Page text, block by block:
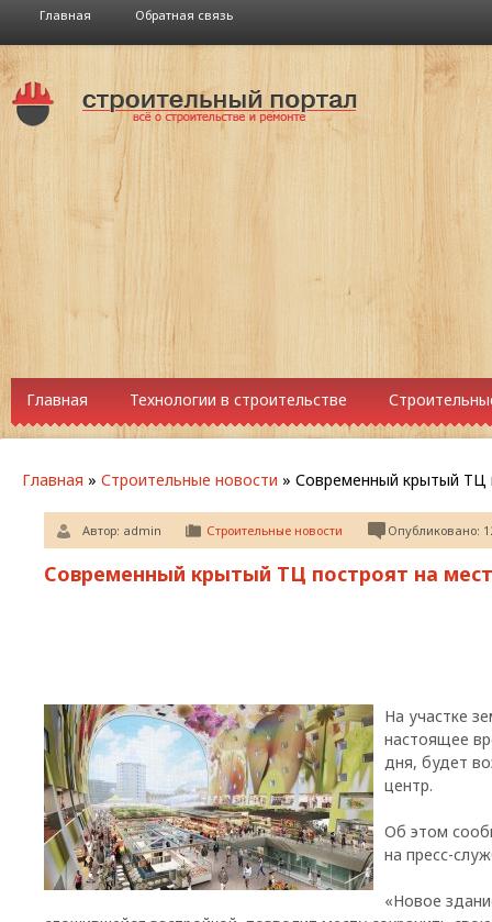
Главная Обратная связь
Главная Технологии в строительстве
Главная » Строительные новости » Современный крытый ТЦ
Автор: admin Строительные новости Опубликовано:
Современный крытый ТЦ построят на
На участке
настоящее
дня, будет
центр.
Об этом
на пресс-
«Новое